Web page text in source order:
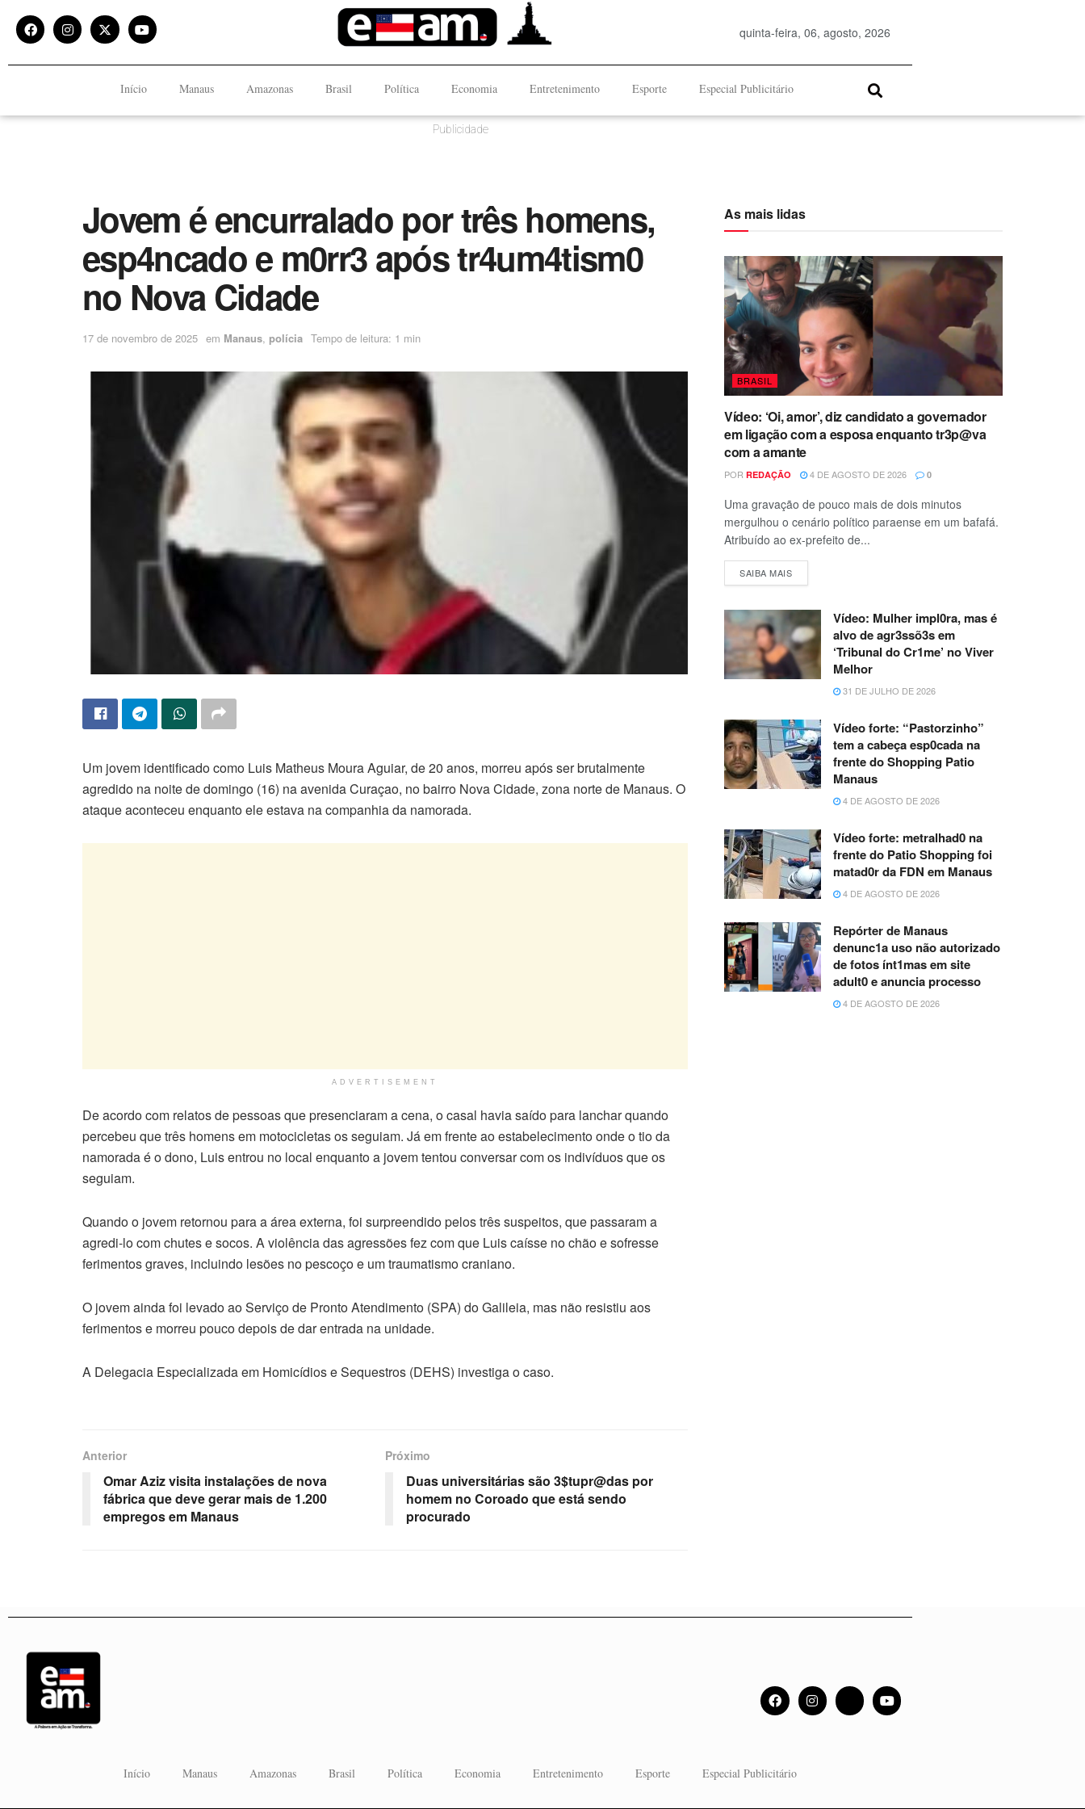
quinta-feira, 06, agosto, 2026
Início Manaus Amazonas Brasil Política Economia Entretenimento Esporte Especial Publicitário
Publicidade
Jovem é encurralado por três homens,
esp4ncado e m0rr3 após tr4um4tism0
no Nova Cidade
17 de novembro de 2025 em Manaus, polícia Tempo de leitura: 1 min
Um jovem identificado como Luis Matheus Moura Aguiar, de 20 anos, morreu após ser brutalmente
agredido na noite de domingo (16) na avenida Curaçao, no bairro Nova Cidade, zona norte de Manaus. O
ataque aconteceu enquanto ele estava na companhia da namorada.
ADVERTISEMENT
De acordo com relatos de pessoas que presenciaram a cena, o casal havia saído para lanchar quando
percebeu que três homens em motocicletas os seguiam. Já em frente ao estabelecimento onde o tio da
namorada é o dono, Luis entrou no local enquanto a jovem tentou conversar com os indivíduos que os
seguiam.
Quando o jovem retornou para a área externa, foi surpreendido pelos três suspeitos, que passaram a
agredi-lo com chutes e socos. A violência das agressões fez com que Luis caísse no chão e sofresse
ferimentos graves, incluindo lesões no pescoço e um traumatismo craniano.
O jovem ainda foi levado ao Serviço de Pronto Atendimento (SPA) do Galileia, mas não resistiu aos
ferimentos e morreu pouco depois de dar entrada na unidade.
A Delegacia Especializada em Homicídios e Sequestros (DEHS) investiga o caso.
Anterior
Omar Aziz visita instalações de nova
fábrica que deve gerar mais de 1.200
empregos em Manaus
Próximo
Duas universitárias são 3$tupr@das por
homem no Coroado que está sendo
procurado
As mais lidas
BRASIL
Vídeo: ‘Oi, amor’, diz candidato a governador
em ligação com a esposa enquanto tr3p@va
com a amante
POR REDAÇÃO 4 DE AGOSTO DE 2026 0
Uma gravação de pouco mais de dois minutos
mergulhou o cenário político paraense em um bafafá.
Atribuído ao ex-prefeito de...
SAIBA MAIS
Vídeo: Mulher impl0ra, mas é
alvo de agr3ssõ3s em
‘Tribunal do Cr1me’ no Viver
Melhor
31 DE JULHO DE 2026
Vídeo forte: “Pastorzinho”
tem a cabeça esp0cada na
frente do Shopping Patio
Manaus
4 DE AGOSTO DE 2026
Vídeo forte: metralhad0 na
frente do Patio Shopping foi
matad0r da FDN em Manaus
4 DE AGOSTO DE 2026
Repórter de Manaus
denunc1a uso não autorizado
de fotos ínt1mas em site
adult0 e anuncia processo
4 DE AGOSTO DE 2026
Início Manaus Amazonas Brasil Política Economia Entretenimento Esporte Especial Publicitário